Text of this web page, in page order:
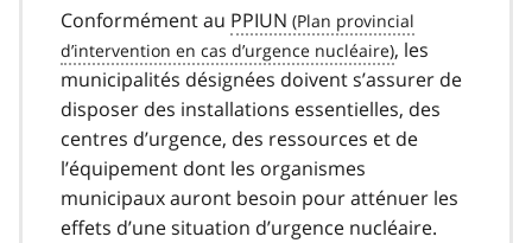
Conformément au PPIUN
, les
municipalités désignées doivent s’assurer de
disposer des installations essentielles, des
centres d’urgence, des ressources et de
l’équipement dont les organismes
municipaux auront besoin pour atténuer les
effets d’une situation d’urgence nucléaire.